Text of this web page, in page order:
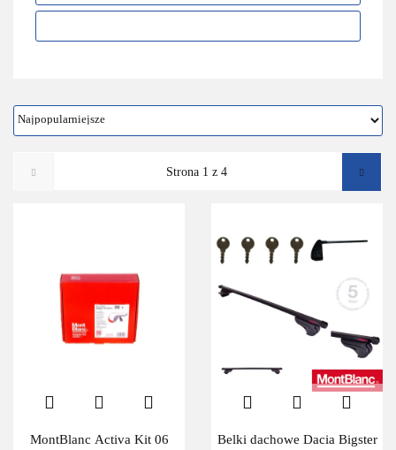
MontBlanc Activa Kit 06
Belki dachowe Dacia Bigster